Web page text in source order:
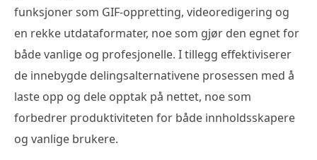
funksjoner som GIF-oppretting, videoredigering og
en rekke utdataformater, noe som gjør den egnet for
både vanlige og profesjonelle. I tillegg effektiviserer
de innebygde delingsalternativene prosessen med å
laste opp og dele opptak på nettet, noe som
forbedrer produktiviteten for både innholdsskapere
og vanlige brukere.